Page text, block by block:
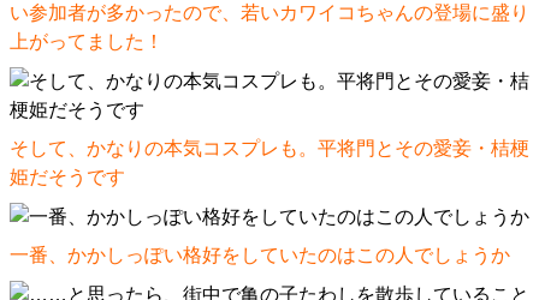
い参加者が多かったので、若いカワイコちゃんの登場に盛り
上がってました！
そして、かなりの本気コスプレも。平将門とその愛妾・桔梗
姫だそうです
一番、かかしっぽい格好をしていたのはこの人でしょうか